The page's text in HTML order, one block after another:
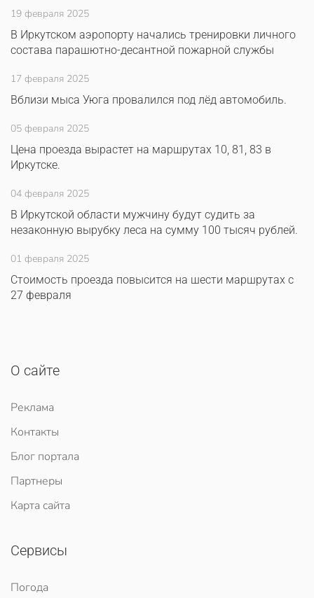
19 февраля 2025
В Иркутском аэропорту начались тренировки личного
состава парашютно-десантной пожарной службы
17 февраля 2025
Вблизи мыса Уюга провалился под лёд автомобиль.
05 февраля 2025
Цена проезда вырастет на маршрутах 10, 81, 83 в
Иркутске.
04 февраля 2025
В Иркутской области мужчину будут судить за
незаконную вырубку леса на сумму 100 тысяч рублей.
01 февраля 2025
Стоимость проезда повысится на шести маршрутах с
27 февраля
О сайте
Реклама
Контакты
Блог портала
Партнеры
Карта сайта
Сервисы
Погода